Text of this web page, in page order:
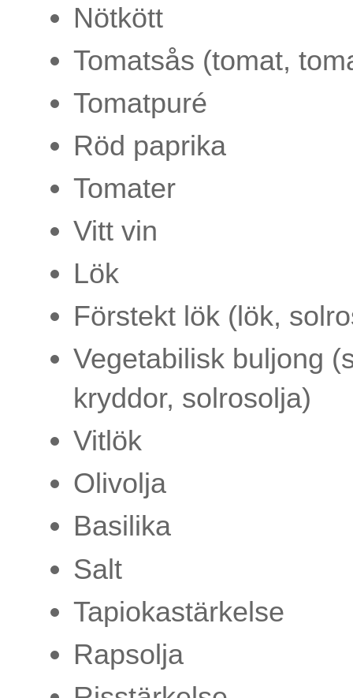
Nötkött
Tomatsås (tomat,
Tomatpuré
Röd paprika
Tomater
Vitt vin
Lök
Förstekt lök (lök,
Vegetabilisk buljong
kryddor, solrosolja)
Vitlök
Olivolja
Basilika
Salt
Tapiokastärkelse
Rapsolja